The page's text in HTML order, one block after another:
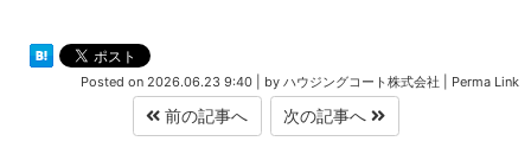
Posted on 2026.06.23 9:40 by ハウジングコート株式会社 Perma Link
前の記事へ 次の記事へ